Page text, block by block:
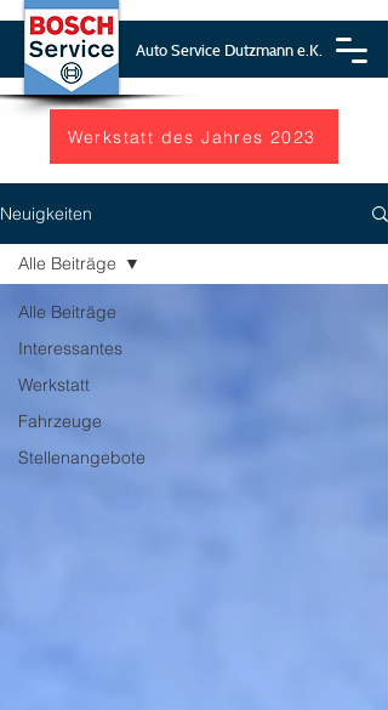
Auto Service Dutzmann e.K.
Werkstatt des Jahres 2023
Neuigkeiten
Alle Beiträge
Interessantes
Werkstatt
Fahrzeuge
Stellenangebote
Alle Beiträge